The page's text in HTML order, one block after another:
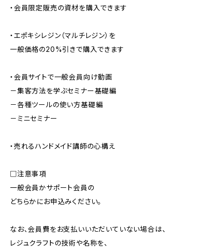
・会員限定販売の資材を購入できます
・エポキシレジン（マルチレジン）を
一般価格の20%引きで購入できます
・会員サイトで一般会員向け動画
－集客方法を学ぶセミナー基礎編
－各種ツールの使い方基礎編
－ミニセミナー
・売れるハンドメイド講師の心構え
□注意事項
一般会員かサポート会員の
どちらかにお申込みください。
なお、会員費をお支払いいただいていない場合は、
レジュクラフトの技術や名称を、